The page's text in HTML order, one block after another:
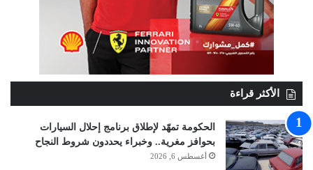
الأكثر قراءة
الحكومة تمهّد لإطلاق برنامج إحلال السيارات
بحوافز مغرية.. وخبراء يحددون شروط النجاح
أغسطس 6, 2026